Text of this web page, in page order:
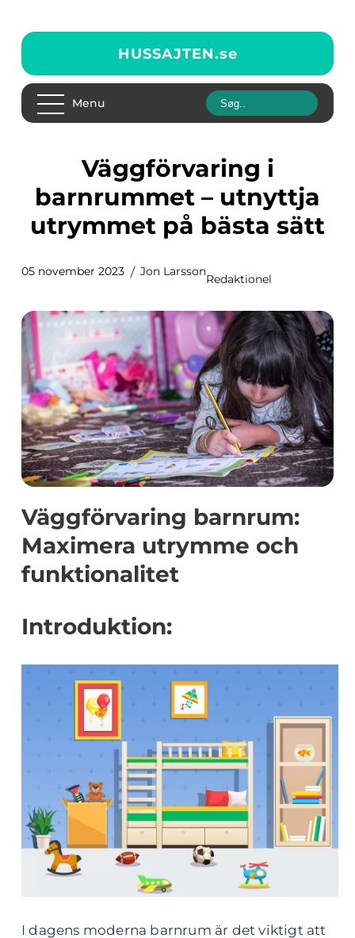
HUSSAJTEN.se
Menu
Väggförvaring i
barnrummet – utnyttja
utrymmet på bästa sätt
05 november 2023 Jon Larsson
Redaktionel
Väggförvaring barnrum:
Maximera utrymme och
funktionalitet
Introduktion:
I dagens moderna barnrum är det viktigt att